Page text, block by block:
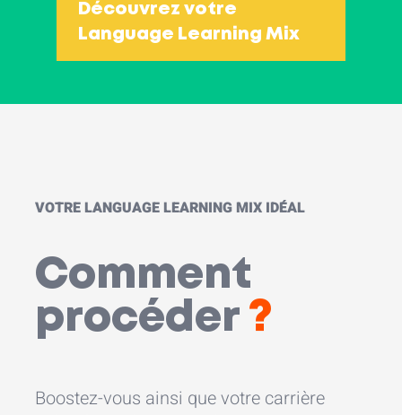
Découvrez votre
Language Learning Mix
VOTRE LANGUAGE LEARNING MIX IDÉAL
Comment
procéder ?
Boostez-vous ainsi que votre carrière